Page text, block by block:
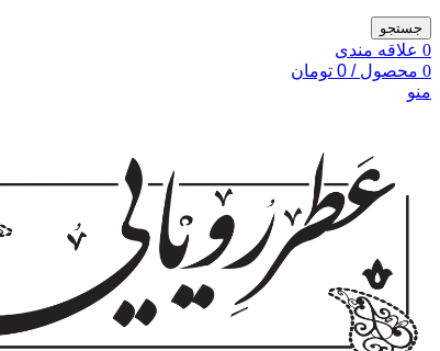
جستجو
0 علاقه مندی
0 محصول /
0 تومان
منو